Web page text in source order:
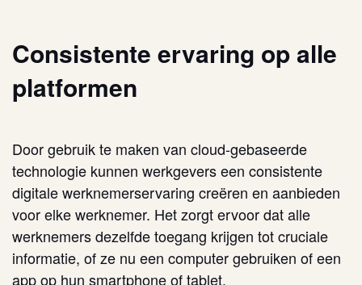
Consistente ervaring op alle
platformen
Door gebruik te maken van cloud-gebaseerde
technologie kunnen werkgevers een consistente
digitale werknemerservaring creëren en aanbieden
voor elke werknemer. Het zorgt ervoor dat alle
werknemers dezelfde toegang krijgen tot cruciale
informatie, of ze nu een computer gebruiken of een
app op hun smartphone of tablet.